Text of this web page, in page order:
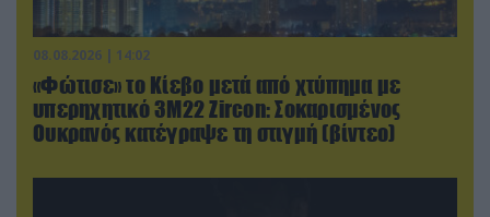
08.08.2026 | 14:02
«Φώτισε» το Κίεβο μετά από χτύπημα με
υπερηχητικό 3M22 Zircon: Σοκαρισμένος
Ουκρανός κατέγραψε τη στιγμή (βίντεο)